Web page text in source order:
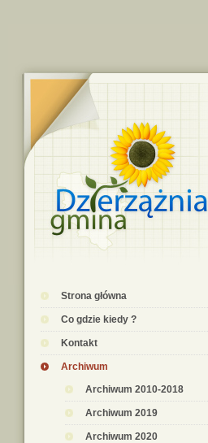
Strona główna
Co gdzie kiedy ?
Kontakt
Archiwum
Archiwum 2010-2018
Archiwum 2019
Archiwum 2020